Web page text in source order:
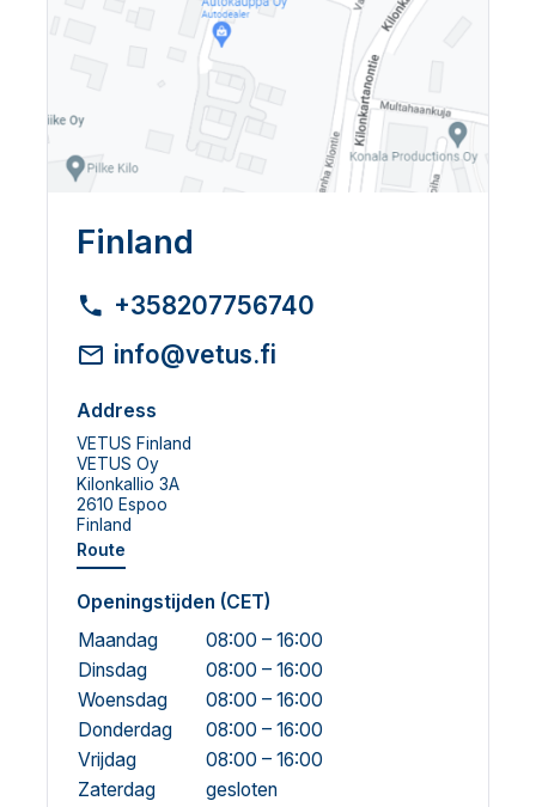
Finland
+358207756740
info@vetus.fi
Address
VETUS Finland
VETUS Oy
Kilonkallio 3A
2610 Espoo
Finland
Route
Openingstijden (CET)
Maandag
08:00 – 16:00
Dinsdag
08:00 – 16:00
Woensdag
08:00 – 16:00
Donderdag
08:00 – 16:00
Vrijdag
08:00 – 16:00
Zaterdag
gesloten